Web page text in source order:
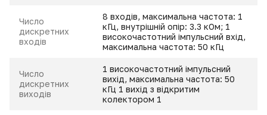
Число
дискретних
входів
8 входів, максимальна частота: 1
кГц, внутрішній опір: 3.3 кОм; 1
високочастотний імпульсний вхід,
максимальна частота: 50 кГц
Число
дискретних
виходів
1 високочастотний імпульсний
вихід, максимальна частота: 50
кГц 1 вихід з відкритим
колектором Ү1